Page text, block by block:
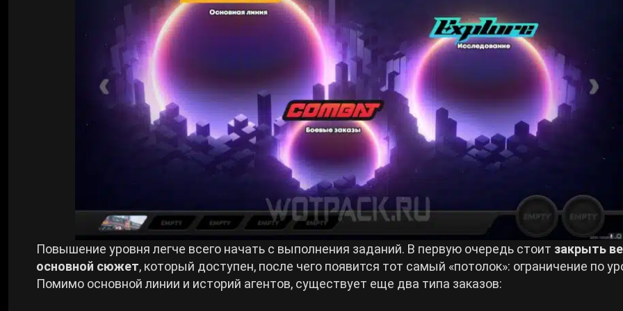
Повышение уровня легче всего начать с выполнения заданий. В первую очередь стоит закрыть
основной сюжет, который доступен, после чего появится тот самый «потолок»: ограничение по
Помимо основной линии и историй агентов, существует еще два типа заказов: